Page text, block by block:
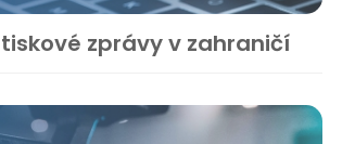
zprávy v zahraničí